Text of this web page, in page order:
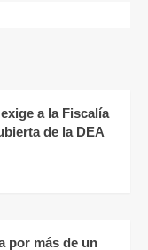
a la Fiscalía
de la DEA
por más de un